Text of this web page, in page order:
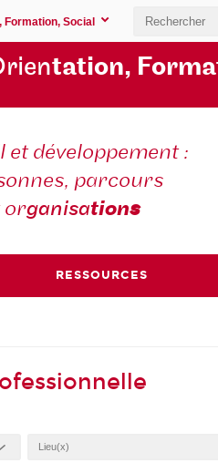
Formation, Social
tation,
et développement :
parcours
organisations
RESSOURCES